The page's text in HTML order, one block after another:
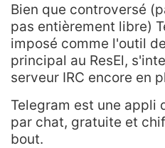
Bien que controversé
pas entièrement libre)
imposé comme l'outil
principal au ResEl,
serveur IRC encore en
Telegram est une appli
par chat, gratuite et
bout.